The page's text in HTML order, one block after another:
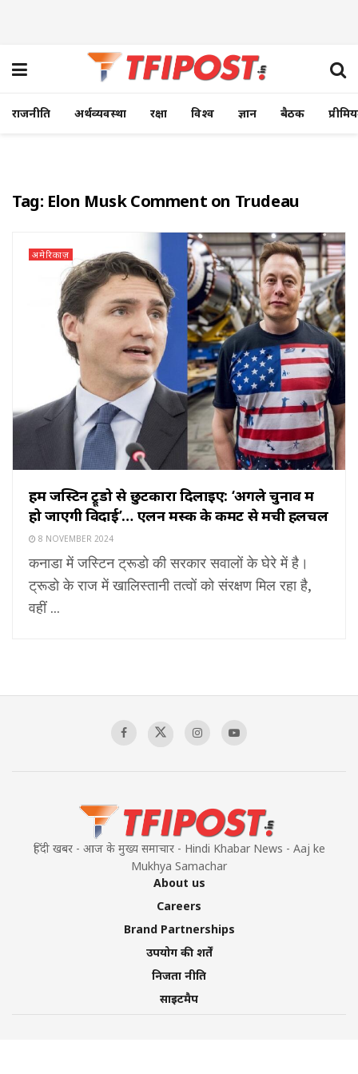
राजनीति अर्थव्यवस्था रक्षा विश्व ज्ञान बैठक
Tag: Elon Musk Comment on Trudeau
अमेरिकाज़
हमें जस्टिन ट्रूडो से छुटकारा दिलाइए: ‘अगले चुनाव में
हो जाएगी विदाई’… एलन मस्क के कमेंट से मची हलचल
8 NOVEMBER 2024
कनाडा में जस्टिन ट्रूडो की सरकार सवालों के घेरे में है।
ट्रूडो के राज में खालिस्तानी तत्वों को संरक्षण मिल रहा है,
वहीं ...
हिंदी खबर - आज के मुख्य समाचार - Hindi Khabar News - Aaj ke
Mukhya Samachar
About us
Careers
Brand Partnerships
उपयोग की शर्तें
निजता नीति
साइटमैप